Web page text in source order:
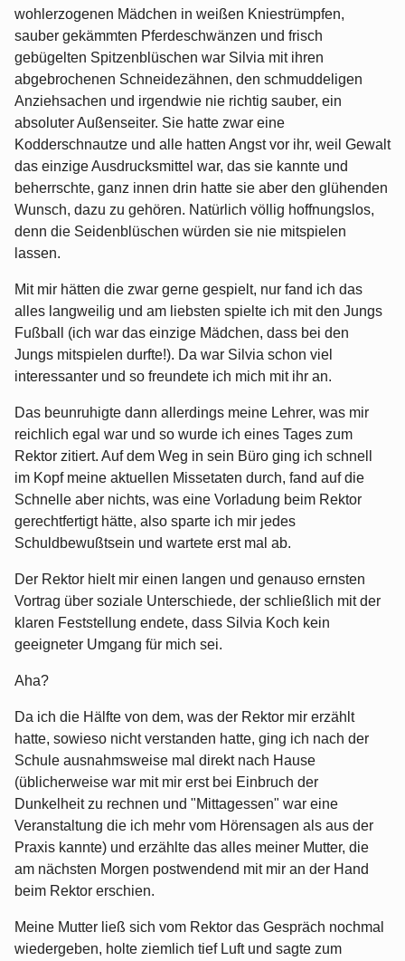
wohlerzogenen Mädchen in weißen Kniestrümpfen,
sauber gekämmten Pferdeschwänzen und frisch
gebügelten Spitzenblüschen war Silvia mit ihren
abgebrochenen Schneidezähnen, den schmuddeligen
Anziehsachen und irgendwie nie richtig sauber, ein
absoluter Außenseiter. Sie hatte zwar eine
Kodderschnautze und alle hatten Angst vor ihr, weil Gewalt
das einzige Ausdrucksmittel war, das sie kannte und
beherrschte, ganz innen drin hatte sie aber den glühenden
Wunsch, dazu zu gehören. Natürlich völlig hoffnungslos,
denn die Seidenblüschen würden sie nie mitspielen
lassen.
Mit mir hätten die zwar gerne gespielt, nur fand ich das
alles langweilig und am liebsten spielte ich mit den Jungs
Fußball (ich war das einzige Mädchen, dass bei den
Jungs mitspielen durfte!). Da war Silvia schon viel
interessanter und so freundete ich mich mit ihr an.
Das beunruhigte dann allerdings meine Lehrer, was mir
reichlich egal war und so wurde ich eines Tages zum
Rektor zitiert. Auf dem Weg in sein Büro ging ich schnell
im Kopf meine aktuellen Missetaten durch, fand auf die
Schnelle aber nichts, was eine Vorladung beim Rektor
gerechtfertigt hätte, also sparte ich mir jedes
Schuldbewußtsein und wartete erst mal ab.
Der Rektor hielt mir einen langen und genauso ernsten
Vortrag über soziale Unterschiede, der schließlich mit der
klaren Feststellung endete, dass Silvia Koch kein
geeigneter Umgang für mich sei.
Aha?
Da ich die Hälfte von dem, was der Rektor mir erzählt
hatte, sowieso nicht verstanden hatte, ging ich nach der
Schule ausnahmsweise mal direkt nach Hause
(üblicherweise war mit mir erst bei Einbruch der
Dunkelheit zu rechnen und "Mittagessen" war eine
Veranstaltung die ich mehr vom Hörensagen als aus der
Praxis kannte) und erzählte das alles meiner Mutter, die
am nächsten Morgen postwendend mit mir an der Hand
beim Rektor erschien.
Meine Mutter ließ sich vom Rektor das Gespräch nochmal
wiedergeben, holte ziemlich tief Luft und sagte zum